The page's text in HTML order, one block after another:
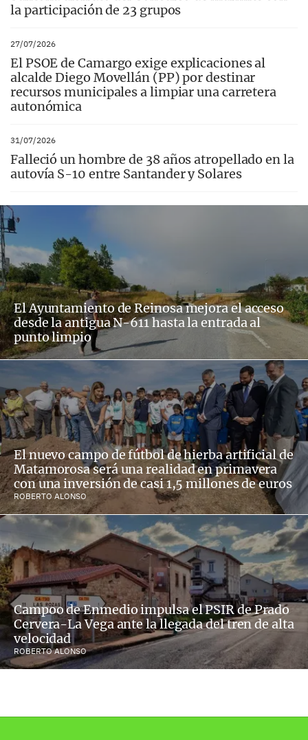
la participación de 23 grupos
27/07/2026
El PSOE de Camargo exige explicaciones al
alcalde Diego Movellán (PP) por destinar
recursos municipales a limpiar una carretera
autonómica
31/07/2026
Falleció un hombre de 38 años atropellado en la
autovía S-10 entre Santander y Solares
El Ayuntamiento de Reinosa mejora el acceso
desde la antigua N-611 hasta la entrada al
punto limpio
El nuevo campo de fútbol de hierba artificial de
Matamorosa será una realidad en primavera
con una inversión de casi 1,5 millones de euros
ROBERTO ALONSO
Campoo de Enmedio impulsa el PSIR de Prado
Cervera-La Vega ante la llegada del tren de alta
velocidad
ROBERTO ALONSO